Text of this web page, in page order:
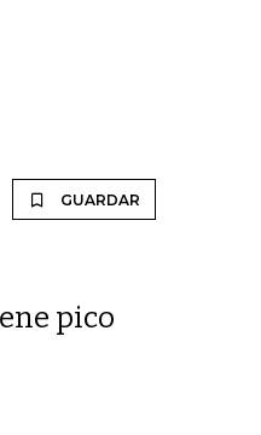
GUARDAR
pico